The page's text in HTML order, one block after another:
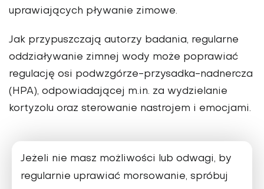
uprawiających pływanie zimowe.
Jak przypuszczają autorzy badania, regularne
oddziaływanie zimnej wody może poprawiać
regulację osi podwzgórze-przysadka-nadnercza
(HPA), odpowiadającej m.in. za wydzielanie
kortyzolu oraz sterowanie nastrojem i emocjami.
Jeżeli nie masz możliwości lub odwagi, by
regularnie uprawiać morsowanie, spróbuj